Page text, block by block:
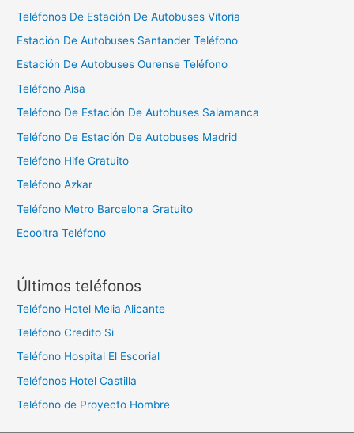
Teléfonos De Estación De Autobuses Vitoria
Estación De Autobuses Santander Teléfono
Estación De Autobuses Ourense Teléfono
Teléfono Aisa
Teléfono De Estación De Autobuses Salamanca
Teléfono De Estación De Autobuses Madrid
Teléfono Hife Gratuito
Teléfono Azkar
Teléfono Metro Barcelona Gratuito
Ecooltra Teléfono
Últimos teléfonos
Teléfono Hotel Melia Alicante
Teléfono Credito Si
Teléfono Hospital El Escorial
Teléfonos Hotel Castilla
Teléfono de Proyecto Hombre